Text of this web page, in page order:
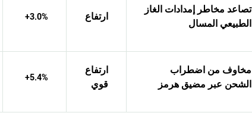
+3.0% ارتفاع
تصاعد مخاطر إمدادات الغاز
الطبيعي المسال
+5.4%
ارتفاع
قوي
مخاوف من اضطراب
الشحن عبر مضيق هرمز